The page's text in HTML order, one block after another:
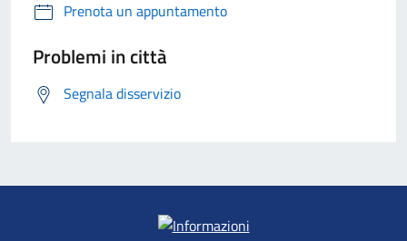
Prenota un appuntamento
Problemi in città
Segnala disservizio